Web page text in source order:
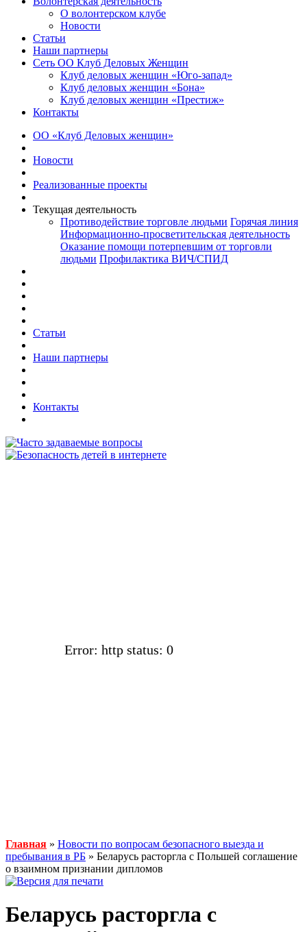
О волонтерском клубе
Новости
Статьи
Наши партнеры
Сеть ОО Клуб Деловых Женщин
Клуб деловых женщин «Юго-запад»
Клуб деловых женщин «Бона»
Клуб деловых женщин «Престиж»
Контакты
ОО «Клуб Деловых женщин»
Новости
Реализованные проекты
Текущая деятельность
Противодействие торговле людьми Горячая линия
Информационно-просветительская деятельность
Оказание помощи потерпевшим от торговли
людьми Профилактика ВИЧ/СПИД
Статьи
Наши партнеры
Контакты
Error: http status: 0
Главная » Новости по вопросам безопасного выезда и
пребывания в РБ » Беларусь расторгла с Польшей соглашение
о взаимном признании дипломов
Беларусь расторгла с